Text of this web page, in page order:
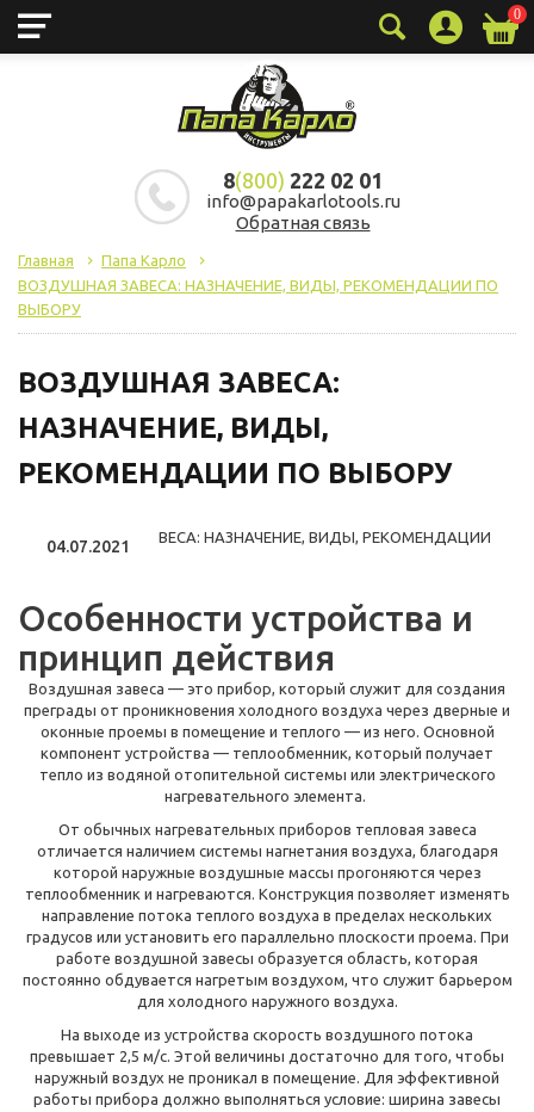
0
8(800) 222 02 01
info@papakarlotools.ru
Обратная связь
Главная
Папа Карло
ВОЗДУШНАЯ ЗАВЕСА: НАЗНАЧЕНИЕ, ВИДЫ, РЕКОМЕНДАЦИИ ПО
ВЫБОРУ
ВОЗДУШНАЯ ЗАВЕСА:
НАЗНАЧЕНИЕ, ВИДЫ,
РЕКОМЕНДАЦИИ ПО ВЫБОРУ
04.07.2021
Особенности устройства и
принцип действия
Воздушная завеса — это прибор, который служит для создания
преграды от проникновения холодного воздуха через дверные и
оконные проемы в помещение и теплого — из него. Основной
компонент устройства — теплообменник, который получает
тепло из водяной отопительной системы или электрического
нагревательного элемента.
От обычных нагревательных приборов тепловая завеса
отличается наличием системы нагнетания воздуха, благодаря
которой наружные воздушные массы прогоняются через
теплообменник и нагреваются. Конструкция позволяет изменять
направление потока теплого воздуха в пределах нескольких
градусов или установить его параллельно плоскости проема. При
работе воздушной завесы образуется область, которая
постоянно обдувается нагретым воздухом, что служит барьером
для холодного наружного воздуха.
На выходе из устройства скорость воздушного потока
превышает 2,5 м/с. Этой величины достаточно для того, чтобы
наружный воздух не проникал в помещение. Для эффективной
работы прибора должно выполняться условие: ширина завесы